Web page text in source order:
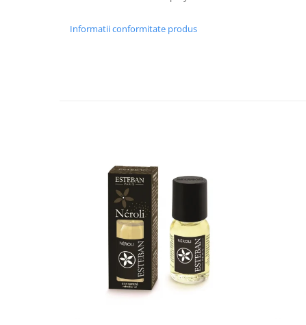
Informatii conformitate produs